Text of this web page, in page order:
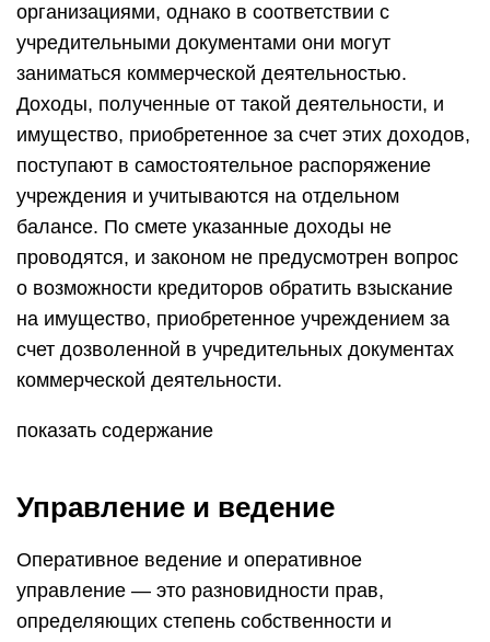
организациями, однако в соответствии с
учредительными документами они могут
заниматься коммерческой деятельностью.
Доходы, полученные от такой деятельности, и
имущество, приобретенное за счет этих доходов,
поступают в самостоятельное распоряжение
учреждения и учитываются на отдельном
балансе. По смете указанные доходы не
проводятся, и законом не предусмотрен вопрос
о возможности кредиторов обратить взыскание
на имущество, приобретенное учреждением за
счет дозволенной в учредительных документах
коммерческой деятельности.
показать содержание
Управление и ведение
Оперативное ведение и оперативное
управление — это разновидности прав,
определяющих степень собственности и